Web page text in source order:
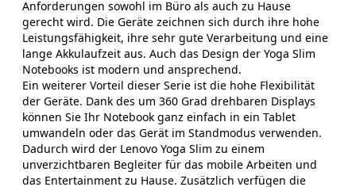
Anforderungen sowohl im Büro als auch zu Hause
gerecht wird. Die Geräte zeichnen sich durch ihre hohe
Leistungsfähigkeit, ihre sehr gute Verarbeitung und eine
lange Akkulaufzeit aus. Auch das Design der Yoga Slim
Notebooks ist modern und ansprechend.
Ein weiterer Vorteil dieser Serie ist die hohe Flexibilität
der Geräte. Dank des um 360 Grad drehbaren Displays
können Sie Ihr Notebook ganz einfach in ein Tablet
umwandeln oder das Gerät im Standmodus verwenden.
Dadurch wird der Lenovo Yoga Slim zu einem
unverzichtbaren Begleiter für das mobile Arbeiten und
das Entertainment zu Hause. Zusätzlich verfügen die